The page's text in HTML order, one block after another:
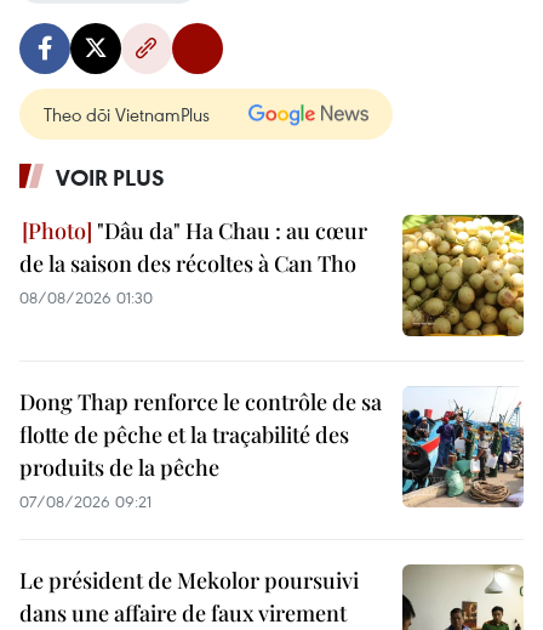
Theo dõi VietnamPlus
VOIR PLUS
"Dâu da" Ha Chau : au cœur
de la saison des récoltes à Can Tho
08/08/2026 01:30
Dong Thap renforce le contrôle de sa
flotte de pêche et la traçabilité des
produits de la pêche
07/08/2026 09:21
Le président de Mekolor poursuivi
dans une affaire de faux virement